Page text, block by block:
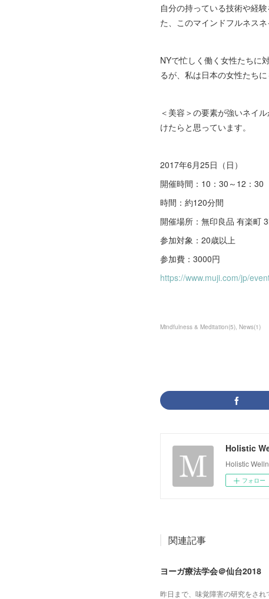
自分の持っている技術や経
た、このマインドフルネスネ
NYで忙しく働く女性たちに
るが、私は日本の女性たち
＜美容＞の要素が強いネイ
けたらと思っています。
2017年6月25日（日）
開催時間：10：30～12：30
時間：約120分間
開催場所：無印良品 有楽町
参加対象：20歳以上
参加費：3000円
https://www.muji.com/jp/
Mindfulness & Meditation(5) News(1)
Holistic
Holistic
フォロー
関連記事
ヨーガ療法学会＠仙台2018
昨日まで、味覚障害の研究をさ